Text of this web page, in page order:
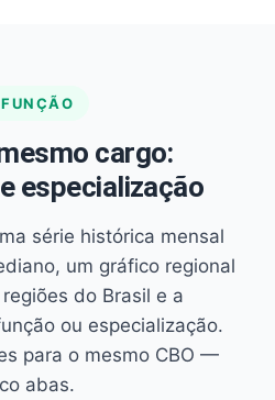
cargo:
especialização
série histórica mensal
um gráfico regional
do Brasil e a
ou especialização.
para o mesmo CBO —
abas.